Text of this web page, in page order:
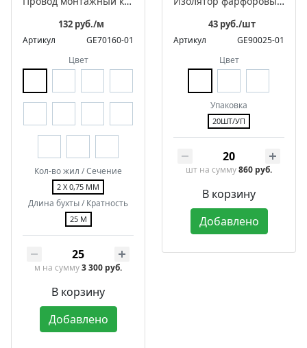
132 руб./м
Артикул
GE70160-01
Цвет
Кол-во жил / Сечение
2 Х 0,75 ММ
Длина бухты / Кратность
25 М
м на сумму3 300 руб.
В корзину
Добавлено
43 руб./шт
Артикул
GE90025-01
Цвет
Упаковка
20ШТ/УП
шт на сумму860 руб.
В корзину
Добавлено